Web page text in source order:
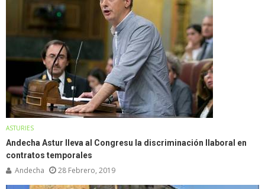
ASTURIES
Andecha Astur lleva al Congresu la discriminación llaboral en
contratos temporales
Andecha 28 Febrero, 2019